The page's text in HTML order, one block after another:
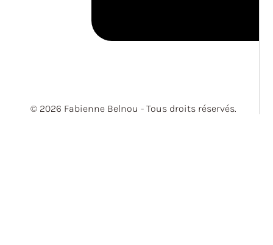
© 2026 Fabienne Belnou - Tous droits réservés.